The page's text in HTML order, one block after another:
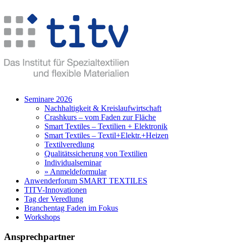
Seminare 2026
Nachhaltigkeit & Kreislaufwirtschaft
Crashkurs – vom Faden zur Fläche
Smart Textiles – Textilien + Elektronik
Smart Textiles – Textil+Elektr.+Heizen
Textilveredlung
Qualitätssicherung von Textilien
Individualseminar
» Anmeldeformular
Anwenderforum SMART TEXTILES
TITV-Innovationen
Tag der Veredlung
Branchentag Faden im Fokus
Workshops
Ansprechpartner